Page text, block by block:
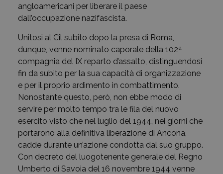
angloamericani per liberare il paese
dall’occupazione nazifascista.
Unitosi al Cil subito dopo la presa di Roma,
dunque, venne nominato caporale della 102ª
compagnia del IX reparto d’assalto, distinguendosi
fin da subito per la sua capacità di organizzazione
e per il proprio ardimento in combattimento.
Nonostante questo, però, non ebbe modo di
servire per molto tempo tra le fila del nuovo
esercito visto che nel luglio del 1944, nei giorni che
portarono alla definitiva liberazione di Ancona,
cadde durante un’azione condotta dal suo gruppo.
Con decreto del luogotenente generale del Regno
Umberto di Savoia del 16 novembre 1944 venne